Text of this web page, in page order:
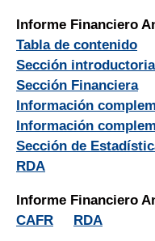
Informe Financiero
Tabla de contenido
Sección introductoria
Sección Financiera
Información
Información
Sección de
RDA
Informe Financiero
CAFR
RDA